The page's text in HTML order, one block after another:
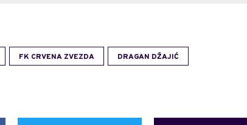
FK CRVENA ZVEZDA DRAGAN DŽAJIĆ